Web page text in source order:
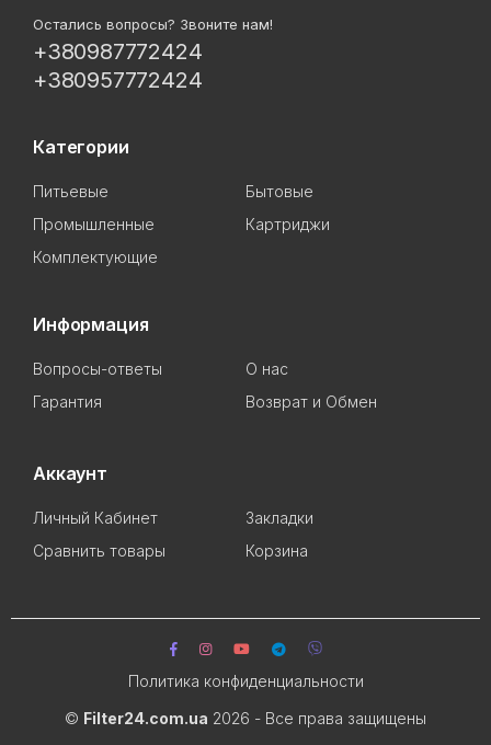
Остались вопросы? Звоните нам!
+380987772424
+380957772424
Категории
Питьевые
Бытовые
Промышленные
Картриджи
Комплектующие
Информация
Вопросы-ответы
О нас
Гарантия
Возврат и Обмен
Аккаунт
Личный Кабинет
Закладки
Сравнить товары
Корзина
© Filter24.com.ua 2026 - Все права защищены
Политика конфиденциальности